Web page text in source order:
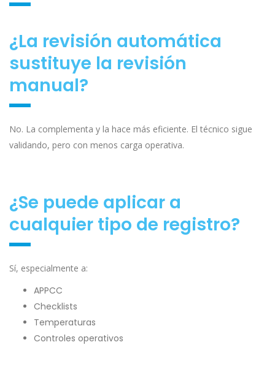
¿La revisión automática
sustituye la revisión
manual?
No. La complementa y la hace más eficiente. El técnico sigue
validando, pero con menos carga operativa.
¿Se puede aplicar a
cualquier tipo de registro?
Sí, especialmente a:
APPCC
Checklists
Temperaturas
Controles operativos